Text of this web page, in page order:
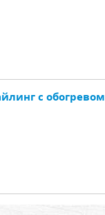
с обогревом